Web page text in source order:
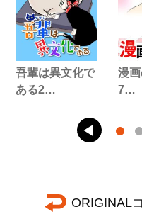
吾輩は異文化で
ある2…
漫
7…
ORIGINAL